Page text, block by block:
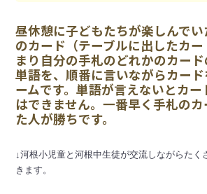
昼休憩に子どもたちが楽しんでい
のカード（テーブルに出したカ
まり自分の手札のどれかのカー
単語を、順番に言いながらカー
ームです。単語が言えないとカー
はできません。一番早く手札の
た人が勝ちです。
↓河根小児童と河根中生徒が交流しながらたく
きます。